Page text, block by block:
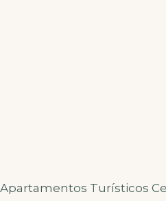
Apartamentos Turísticos